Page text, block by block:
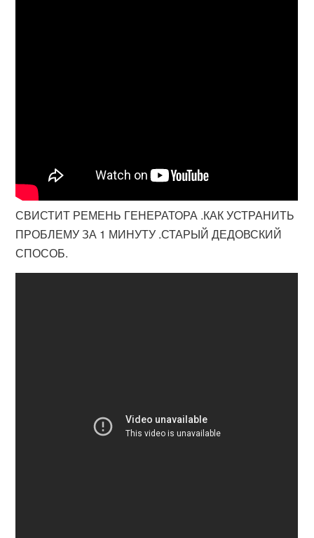
СВИСТИТ РЕМЕНЬ ГЕНЕРАТОРА .КАК УСТРАНИТЬ
ПРОБЛЕМУ ЗА 1 МИНУТУ .СТАРЫЙ ДЕДОВСКИЙ
СПОСОБ.